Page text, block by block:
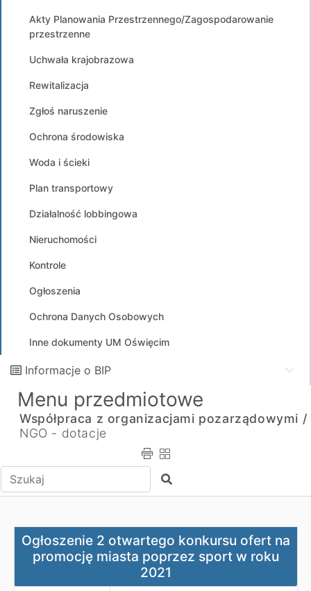
Akty Planowania Przestrzennego/Zagospodarowanie
przestrzenne
Uchwała krajobrazowa
Rewitalizacja
Zgłoś naruszenie
Ochrona środowiska
Woda i ścieki
Plan transportowy
Działalność lobbingowa
Nieruchomości
Kontrole
Ogłoszenia
Ochrona Danych Osobowych
Inne dokumenty UM Oświęcim
Informacje o BIP
Menu przedmiotowe
Współpraca z organizacjami pozarządowymi /
NGO - dotacje
Wpisz tekst do wyszukania Szukaj
Ogłoszenie 2 otwartego konkursu ofert na promocję
Ogłoszenie 2 otwartego konkursu ofert na
promocję miasta poprzez sport w roku
2021